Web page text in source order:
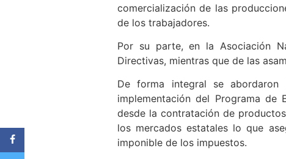
comercialización de las
de los trabajadores.
Por su parte, en la Asociación
Directivas, mientras que de las
De forma integral se
implementación del Programa de
desde la contratación de
los mercados estatales lo que
imponible de los impuestos.